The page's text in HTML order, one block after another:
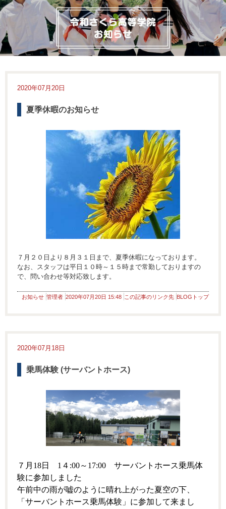
2020年07月20日
夏季休暇のお知らせ
７月２０日より８月３１日まで、夏季休暇になっております。
なお、スタッフは平日１０時～１５時まで常勤しておりますの
で、問い合わせ等対応致します。
お知らせ 管理者 2020年07月20日 15:48 この記事のリンク先 BLOGトップ
2020年07月18日
乗馬体験 (サーバントホース)
７月18日 1４:00～17:00 サーバントホース乗馬体
験に参加しました
午前中の雨が嘘のように晴れ上がった夏空の下、
「サーバントホース乗馬体験」に参加して来まし